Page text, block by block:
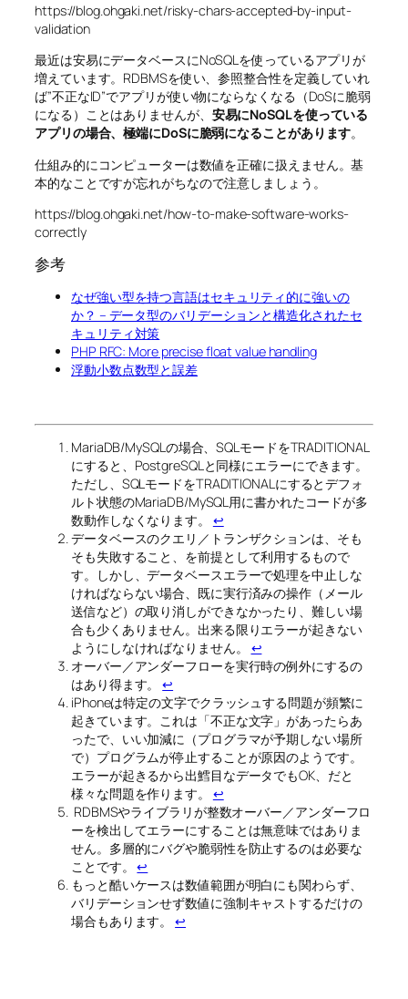
https://blog.ohgaki.net/risky-chars-accepted-by-input-
validation
最近は安易にデータベースにNoSQLを使っているアプリが
増えています。RDBMSを使い、参照整合性を定義していれ
ば”不正なID”でアプリが使い物にならなくなる（DoSに脆弱
になる）ことはありませんが、 安易にNoSQLを使っている
アプリの場合、極端にDoSに脆弱になることがあります。
仕組み的にコンピューターは数値を正確に扱えません。基
本的なことですが忘れがちなので注意しましょう。
https://blog.ohgaki.net/how-to-make-software-works-
correctly
参考
なぜ強い型を持つ言語はセキュリティ的に強いの
か？ – データ型のバリデーションと構造化されたセ
キュリティ対策
PHP RFC: More precise float value handling
浮動小数点数型と誤差
MariaDB/MySQLの場合、SQLモードをTRADITIONAL
にすると、PostgreSQLと同様にエラーにできます。
ただし、SQLモードをTRADITIONALにするとデフォ
ルト状態のMariaDB/MySQL用に書かれたコードが多
数動作しなくなります。 ↩
データベースのクエリ／トランザクションは、そも
そも失敗すること、を前提として利用するもので
す。しかし、データベースエラーで処理を中止しな
ければならない場合、既に実行済みの操作（メール
送信など）の取り消しができなかったり、難しい場
合も少くありません。出来る限りエラーが起きない
ようにしなければなりません。 ↩
オーバー／アンダーフローを実行時の例外にするの
はあり得ます。↩
iPhoneは特定の文字でクラッシュする問題が頻繁に
起きています。これは「不正な文字」があったらあ
ったで、いい加減に（プログラマが予期しない場所
で）プログラムが停止することが原因のようです。
エラーが起きるから出鱈目なデータでもOK、だと
様々な問題を作ります。 ↩
RDBMSやライブラリが整数オーバー／アンダーフロ
ーを検出してエラーにすることは無意味ではありま
せん。多層的にバグや脆弱性を防止するのは必要な
ことです。↩
もっと酷いケースは数値範囲が明白にも関わらず、
バリデーションせず数値に強制キャストするだけの
場合もあります。↩